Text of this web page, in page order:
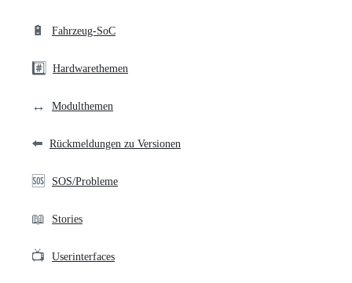
🔋 Fahrzeug-SoC
#️⃣ Hardwarethemen
↔️ Modulthemen
⬅️ Rückmeldungen zu Versionen
🆘 SOS/Probleme
📖 Stories
📺 Userinterfaces